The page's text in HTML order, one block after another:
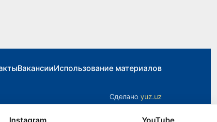
ВакансииИспользование материалов
Сделано yuz.uz
Instagram YouTube